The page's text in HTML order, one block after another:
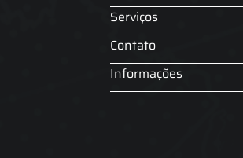
Serviços
Contato
Informações